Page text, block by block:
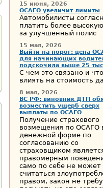
15 июня, 2026
ОСАГО увеличит лимиты
Автомобилисты
платить более
за улучшенный полис
15 мая, 2026
Выйти на порог: цена
для начинающих
подскочила выше 25
С чем это связано и
влиять на стоимость
8 мая, 2026
ВС РФ: виновник ДТП
возместить ущерб сверх
выплаты по ОСАГО
Получение страхового
возмещения по ОСАГО
денежной форме по
согласованию со
страховщиком
правомерным
само по себе не может
считаться
правом, закон не